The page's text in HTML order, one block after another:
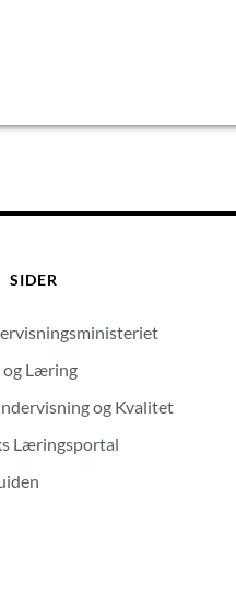
SIDER
og Læring
og Kvalitet
Læringsportal